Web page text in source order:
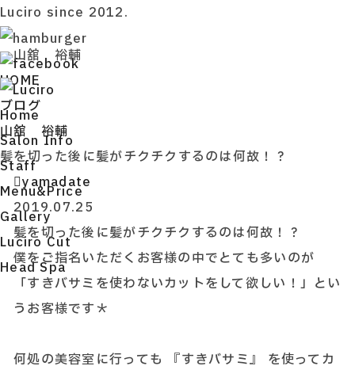
Luciro since 2012.
Home
Salon Info
Staff
Menu&Price
Gallery
Luciro Cut
Head Spa
山舘 裕輔
HOME
ブログ
山舘 裕輔
髪を切った後に髪がチクチクするのは何故！？
yamadate
2019.07.25
髪を切った後に髪がチクチクするのは何故！？
僕をご指名いただくお客様の中でとても多いのが
「すきバサミを使わないカットをして欲しい！」とい
うお客様です＊
何処の美容室に行っても 『すきバサミ』 を使ってカ